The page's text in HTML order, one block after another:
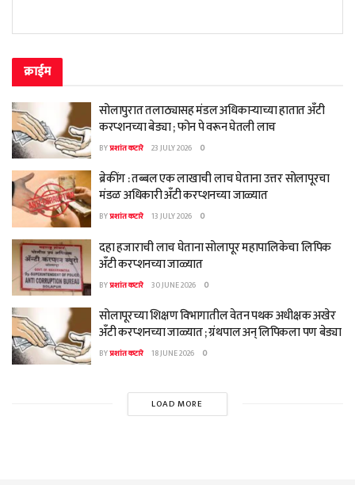
क्राईम
सोलापुरात तलाठ्यासह मंडल अधिकाऱ्याच्या हातात अँटी
करप्शनच्या बेड्या ; फोन पे वरून घेतली लाच
BYप्रशांत कटारे 23 JULY 2026 0
ब्रेकींग : तब्बल एक लाखाची लाच घेताना उत्तर सोलापूरचा
मंडळ अधिकारी अँटी करप्शनच्या जाळ्यात
BYप्रशांत कटारे 13 JULY 2026 0
दहा हजाराची लाच घेताना सोलापूर महापालिकेचा लिपिक
अँटी करप्शनच्या जाळ्यात
BYप्रशांत कटारे 30 JUNE 2026 0
सोलापूरच्या शिक्षण विभागातील वेतन पथक अधीक्षक अखेर
अँटी करप्शनच्या जाळ्यात ; ग्रंथपाल अन् लिपिकला पण बेड्या
BYप्रशांत कटारे 18 JUNE 2026 0
LOAD MORE